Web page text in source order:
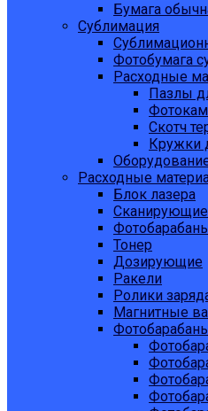
Бумага
Сублимация
Фотобумага
Расходные
Пазлы
Скотч
Кружки
Расходные
Блок лазера
Тонер
Дозирующие
Ракели
Ролики
Магнитные